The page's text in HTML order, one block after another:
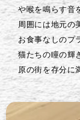
や喉を鳴らす音
周囲には地元の
お食事なしのプ
猫たちの瞳の輝
原の街を存分に